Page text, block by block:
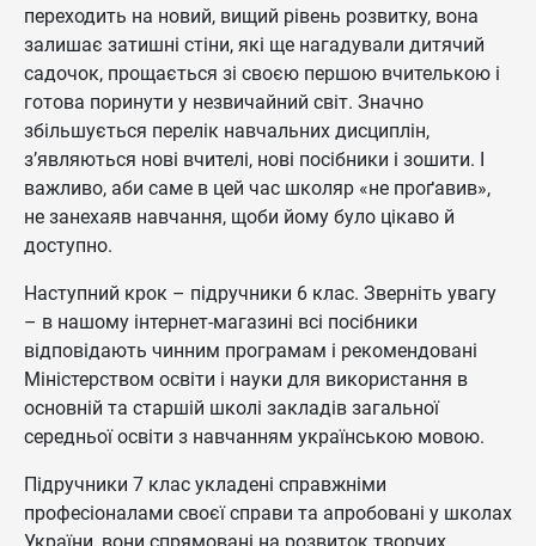
переходить на новий, вищий рівень розвитку, вона
залишає затишні стіни, які ще нагадували дитячий
садочок, прощається зі своєю першою вчителькою і
готова поринути у незвичайний світ. Значно
збільшується перелік навчальних дисциплін,
з’являються нові вчителі, нові посібники і зошити. І
важливо, аби саме в цей час школяр «не проґавив»,
не занехаяв навчання, щоби йому було цікаво й
доступно.
Наступний крок – підручники 6 клас. Зверніть увагу
– в нашому інтернет-магазині всі посібники
відповідають чинним програмам і рекомендовані
Міністерством освіти і науки для використання в
основній та старшій школі закладів загальної
середньої освіти з навчанням українською мовою.
Підручники 7 клас укладені справжніми
професіоналами своєї справи та апробовані у школах